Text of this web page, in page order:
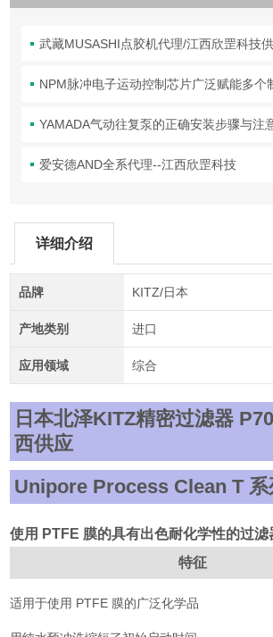
武藏MUSASHI点胶机代理/江西欣罡科技
YAMADA气动往复泵的正确安装步骤与注
爱安德AND全系代理--江西欣罡科技
详细介绍
品牌 KITZ/日本
产地类别 进口
应用领域 综合
日本北泽KITZ精密过滤器
西供应
Unipore Process Clean T 系
使用 PTFE 膜的具有出色耐化学性的过滤
特征
适用于使用 PTFE 膜的广泛化学品